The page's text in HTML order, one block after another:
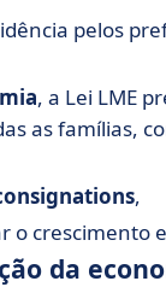
pelos
, a Lei LME
as famílias,
,
crescimento
da